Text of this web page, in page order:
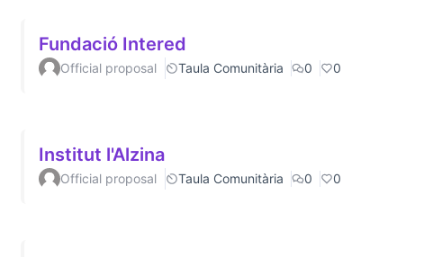
Fundació Intered
Official proposal Taula Comunitària 0 0
Institut l'Alzina
Official proposal Taula Comunitària 0 0